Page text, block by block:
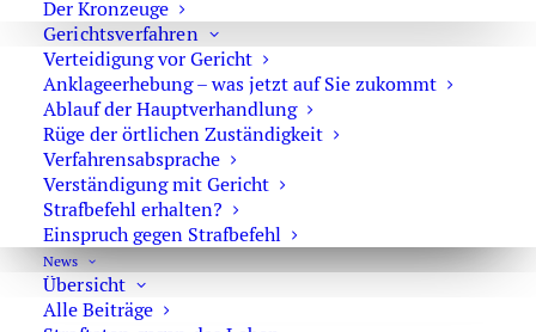
Der Kronzeuge
Gerichtsverfahren
Verteidigung vor Gericht
Anklageerhebung – was jetzt auf Sie zukommt
Ablauf der Hauptverhandlung
Rüge der örtlichen Zuständigkeit
Verfahrensabsprache
Verständigung mit Gericht
Strafbefehl erhalten?
Einspruch gegen Strafbefehl
News
Übersicht
Alle Beiträge
Ausbeutung der Arbeitskraft
Erpresserischer Menschenraub und
Geiselnahme